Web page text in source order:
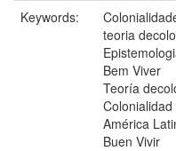
Keywords:
teoria
Bem Viver
Teoría
América
Buen Vivir